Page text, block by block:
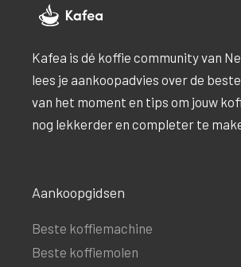
Kafea is dé koffie community van
lees je aankoopadvies over de
van het moment en tips om jouw
nog lekkerder en completer te
Aankoopgidsen
Beste koffiemachine
Beste koffiemolen